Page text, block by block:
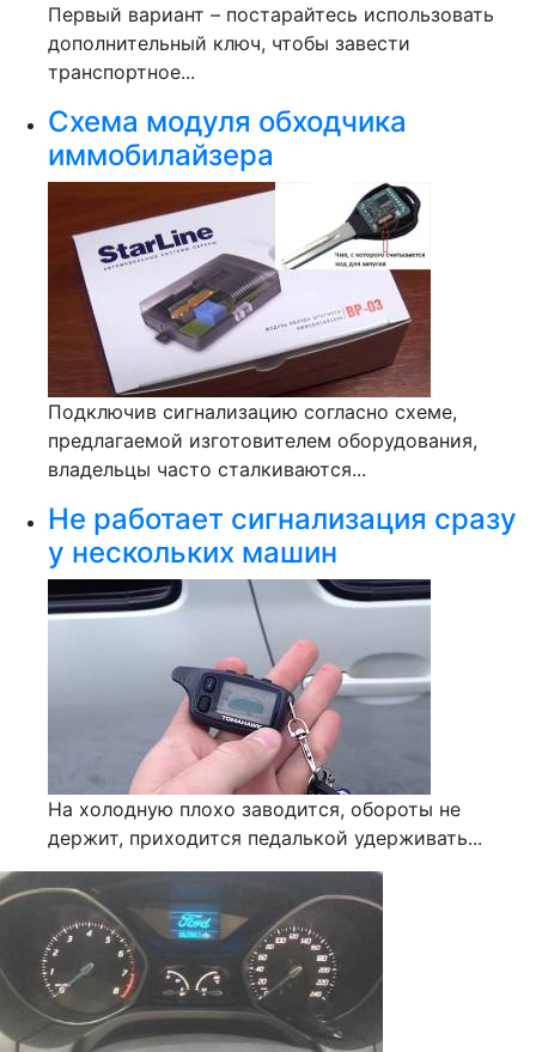
Первый вариант – постарайтесь использовать
дополнительный ключ, чтобы завести
транспортное...
Схема модуля обходчика
иммобилайзера
Подключив сигнализацию согласно схеме,
предлагаемой изготовителем оборудования,
владельцы часто сталкиваются...
Не работает сигнализация сразу
у нескольких машин
На холодную плохо заводится, обороты не
держит, приходится педалькой удерживать...